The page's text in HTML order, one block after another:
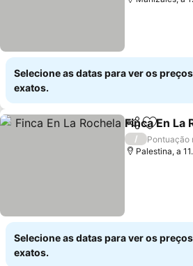
Selecione as datas para ver os preços
exatos.
Partilhar
Finca En La
/
Pontuação
Palestina, a
Selecione as datas para ver os preços
exatos.